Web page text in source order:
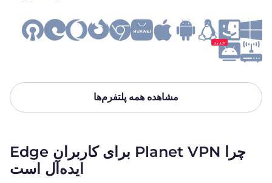
جدید
مشاهده همه پلتفرم‌ها
چرا Planet VPN برای کاربران Edge
ایده‌آل است